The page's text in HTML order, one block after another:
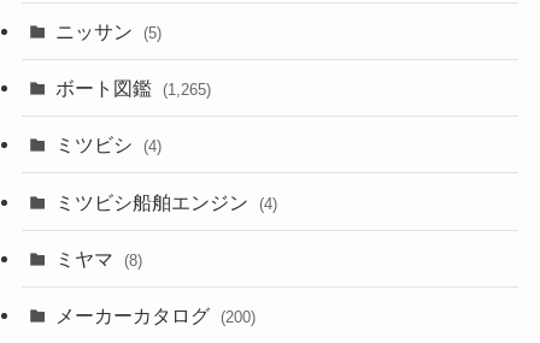
ニッサン (5)
ボート図鑑 (1,265)
ミツビシ (4)
ミツビシ船舶エンジン (4)
ミヤマ (8)
メーカーカタログ (200)